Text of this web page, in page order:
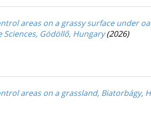
areas on a grassy surface under
Gödöllő, Hungary (2026)
areas on a grassland, Biatorbágy,